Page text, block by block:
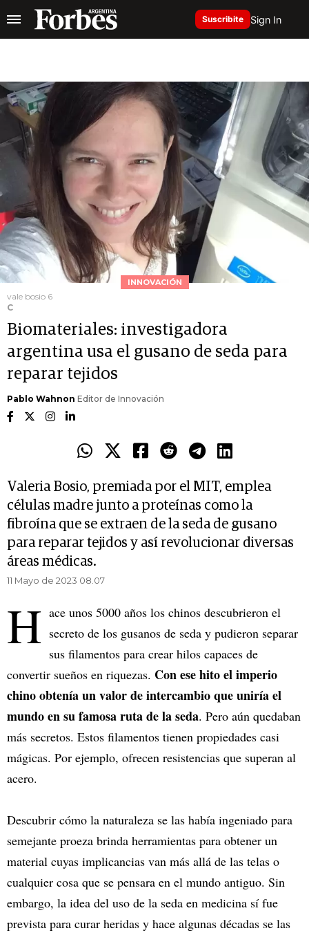
Suscribite Sign In
INNOVACIÓN
vale bosio 6
C
Biomateriales: investigadora
argentina usa el gusano de seda para
reparar tejidos
Pablo Wahnon Editor de Innovación
Valeria Bosio, premiada por el MIT, emplea
células madre junto a proteínas como la
fibroína que se extraen de la seda de gusano
para reparar tejidos y así revolucionar diversas
áreas médicas.
11 Mayo de 2023 08.07
H ace unos 5000 años los chinos descubrieron el
secreto de los gusanos de seda y pudieron separar
sus filamentos para crear hilos capaces de
convertir sueños en riquezas. Con ese hito el imperio
chino obtenía un valor de intercambio que uniría el
mundo en su famosa ruta de la seda. Pero aún quedaban
más secretos. Estos filamentos tienen propiedades casi
mágicas. Por ejemplo, ofrecen resistencias que superan al
acero.
Descubrir cómo la naturaleza se las había ingeniado para
semejante proeza brinda herramientas para obtener un
material cuyas implicancias van más allá de las telas o
cualquier cosa que se pensara en el mundo antiguo. Sin
embargo, la idea del uso de la seda en medicina sí fue
prevista para curar heridas y hace algunas décadas se las